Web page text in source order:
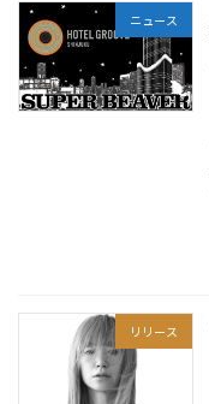
ニュース
リリース